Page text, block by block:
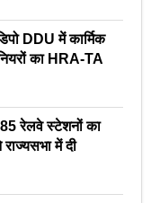
DDU में कार्मिक
का HRA-TA
रेलवे स्टेशनों का
में दी